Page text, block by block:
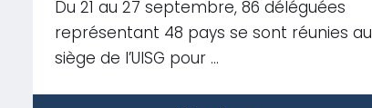
Du 21 au 27 septembre, 86 déléguées
représentant 48 pays se sont réunies au
siège de l’UISG pour …